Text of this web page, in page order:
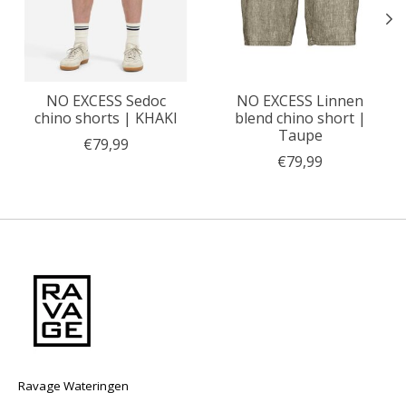
NO EXCESS Sedoc
chino shorts | KHAKI
€79,99
NO EXCESS Linnen
blend chino short |
Taupe
€79,99
Ravage Wateringen